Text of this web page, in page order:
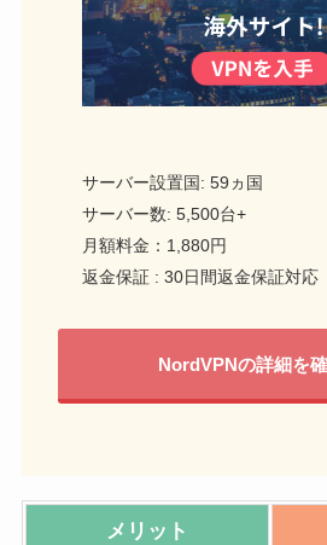
サーバー設置国: 59ヵ国
サーバー数: 5,500台+
月額料金：1,880円
返金保証 : 30日間返金保証対応
NordVPNの詳細を
メリット